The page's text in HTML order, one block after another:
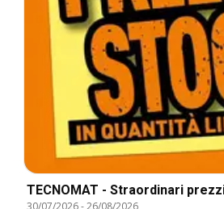
TECNOMAT - Straordinari
30/07/2026-26/08/2026